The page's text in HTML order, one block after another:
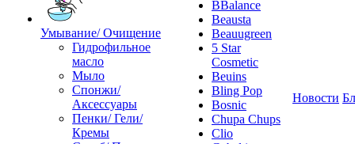
Умывание/ Очищение
Гидрофильное
масло
Мыло
Спонжи/
Аксессуары
Пенки/ Гели/
Кремы
BBalance
Beausta
Beauugreen
5 Star
Cosmetic
Beuins
Bling Pop
Bosnic
Chupa Chups
Clio
Новости